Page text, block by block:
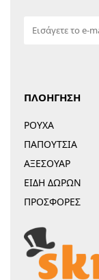
ΠΛΟΗΓΗΣΗ
ΡΟΥΧΑ
ΠΑΠΟΥΤΣΙΑ
ΑΞΕΣΟΥΑΡ
ΕΙΔΗ ΔΩΡΩΝ
ΠΡΟΣΦΟΡΕΣ